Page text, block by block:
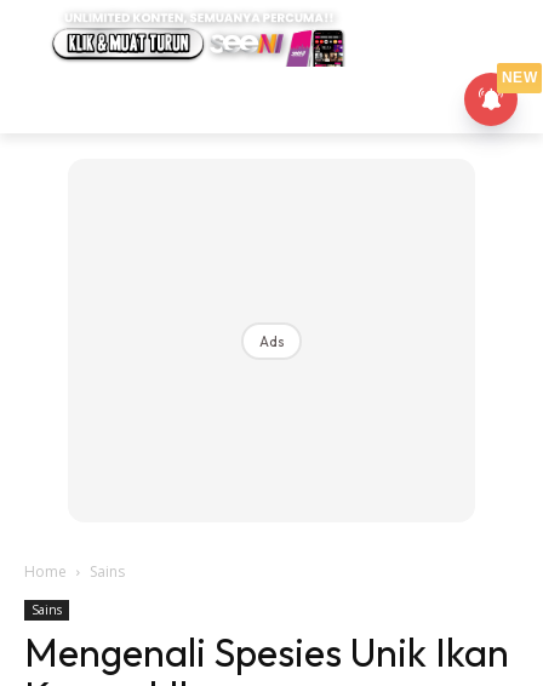
Ads
Home Sains
Sains
Mengenali Spesies Unik Ikan
NEW